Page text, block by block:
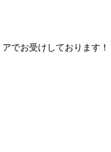
でお受けしております！